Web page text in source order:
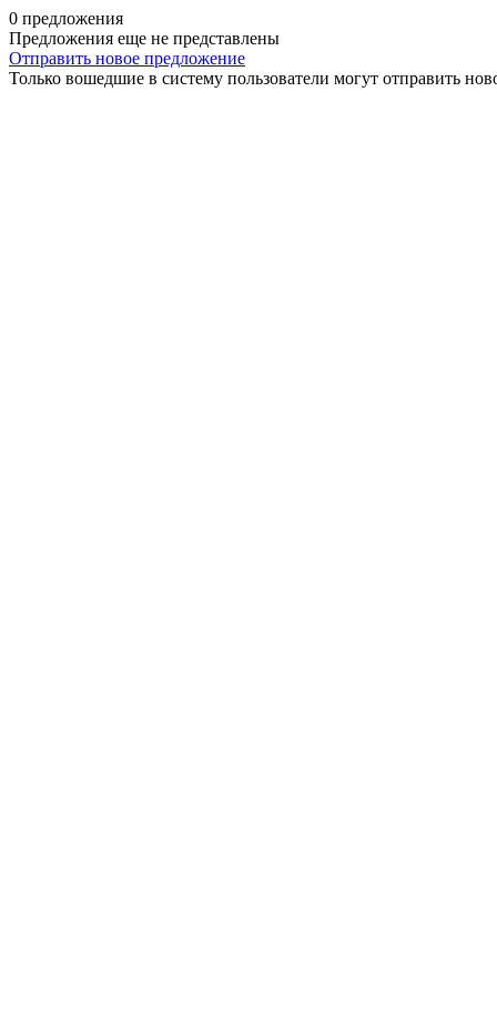
0 предложения
Предложения еще не представлены
Отправить новое предложение
Только вошедшие в систему пользователи могут отправить